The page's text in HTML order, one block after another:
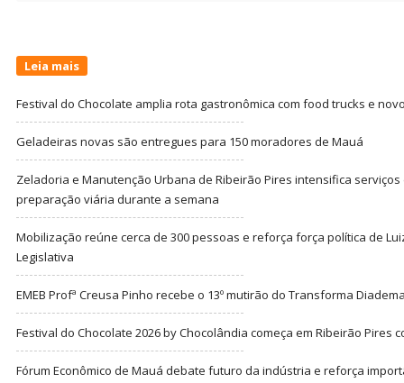
Leia mais
Festival do Chocolate amplia rota gastronômica com food trucks e
Geladeiras novas são entregues para 150 moradores de Mauá
Zeladoria e Manutenção Urbana de Ribeirão Pires intensifica
preparação viária durante a semana
Mobilização reúne cerca de 300 pessoas e reforça força política de
Legislativa
EMEB Profª Creusa Pinho recebe o 13º mutirão do Transforma
Festival do Chocolate 2026 by Chocolândia começa em Ribeirão Pires
Fórum Econômico de Mauá debate futuro da indústria e reforça